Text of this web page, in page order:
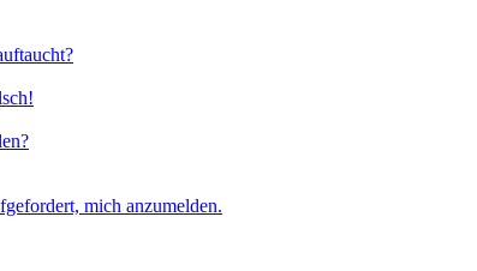
mich anzumelden.